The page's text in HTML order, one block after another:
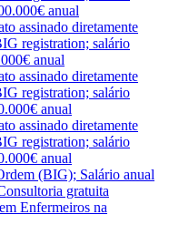
anual
assinado diretamente
registration; salário
anual
assinado diretamente
registration; salário
anual
assinado diretamente
registration; salário
anual
(BIG); Salário anual
gratuita
Enfermeiros na